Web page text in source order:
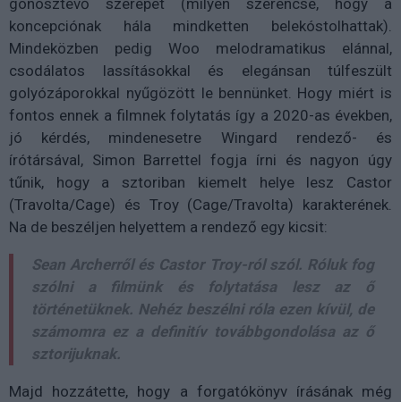
gonosztevő szerepét (milyen szerencse, hogy a
koncepciónak hála mindketten belekóstolhattak).
Mindeközben pedig Woo melodramatikus elánnal,
csodálatos lassításokkal és elegánsan túlfeszült
golyózáporokkal nyűgözött le bennünket. Hogy miért is
fontos ennek a filmnek folytatás így a 2020-as években,
jó kérdés, mindenesetre Wingard rendező- és
írótársával, Simon Barrettel fogja írni és nagyon úgy
tűnik, hogy a sztoriban kiemelt helye lesz Castor
(Travolta/Cage) és Troy (Cage/Travolta) karakterének.
Na de beszéljen helyettem a rendező egy kicsit:
Sean Archerről és Castor Troy-ról szól. Róluk fog
szólni a filmünk és folytatása lesz az ő
történetüknek. Nehéz beszélni róla ezen kívül, de
számomra ez a definitív továbbgondolása az ő
sztorijuknak.
Majd hozzátette, hogy a forgatókönyv írásának még